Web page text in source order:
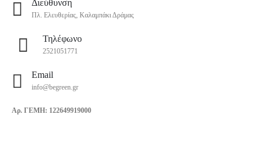
Διεύθυνση
Πλ. Ελευθερίας, Καλαμπάκι Δράμας
Τηλέφωνο
2521051771
Email
info@begreen.gr
Αρ. ΓΕΜΗ: 122649919000